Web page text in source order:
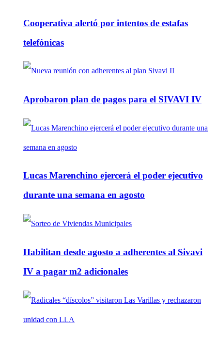
Cooperativa alertó por intentos de estafas
telefónicas
Aprobaron plan de pagos para el SIVAVI IV
Lucas Marenchino ejercerá el poder ejecutivo
durante una semana en agosto
Habilitan desde agosto a adherentes al Sivavi
IV a pagar m2 adicionales